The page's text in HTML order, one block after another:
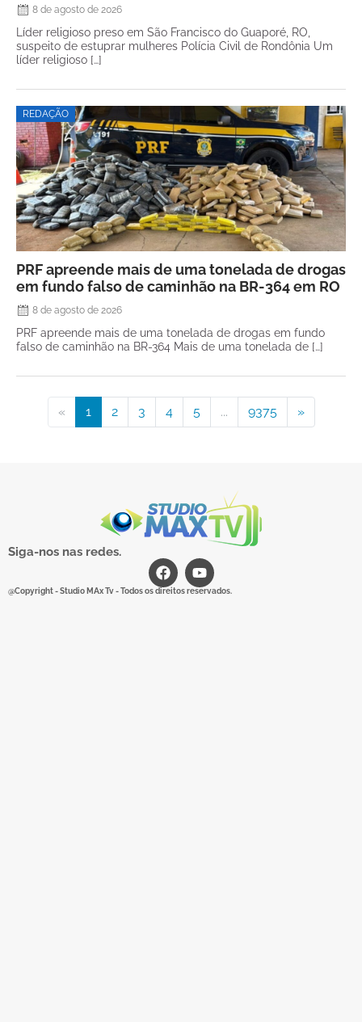
8 de agosto de 2026
Líder religioso preso em São Francisco do Guaporé, RO,
suspeito de estuprar mulheres Polícia Civil de Rondônia Um
líder religioso […]
REDAÇÃO
PRF apreende mais de uma tonelada de drogas
em fundo falso de caminhão na BR-364 em RO
8 de agosto de 2026
PRF apreende mais de uma tonelada de drogas em fundo
falso de caminhão na BR-364 Mais de uma tonelada de […]
« 1 2 3 4 5 ... 9375 »
Siga-nos nas redes.
@Copyright - Studio MAx Tv - Todos os direitos reservados.